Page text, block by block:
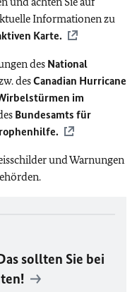
Informationen zu
Karte.
des National
desCanadian Hurricane
im
Bundesamts für
und Warnungen
sollten Sie bei